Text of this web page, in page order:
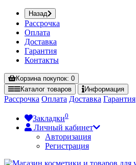
Назад
Рассрочка
Оплата
Доставка
Гарантия
Контакты
Корзинапокупок: 0
Каталог товаров Информация
Рассрочка Оплата Доставка Гарантия
Закладки0
Личный кабинет
Авторизация
Регистрация